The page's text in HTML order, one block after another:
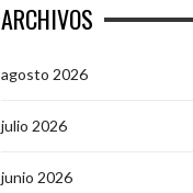
ARCHIVOS
agosto 2026
julio 2026
junio 2026